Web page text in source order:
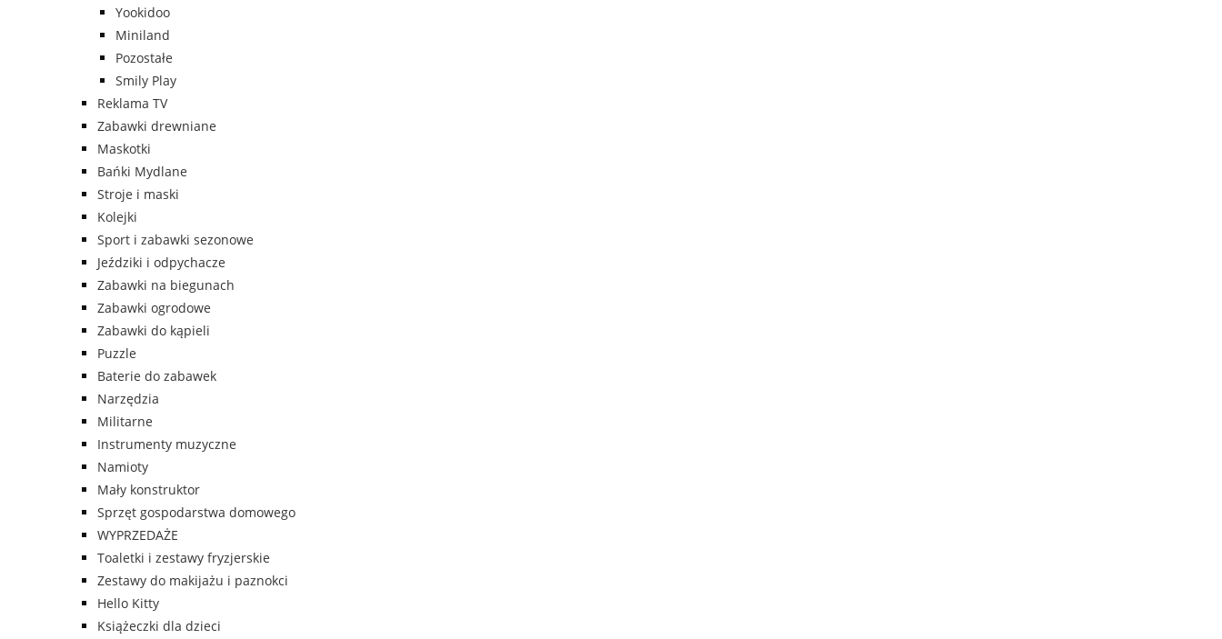
Yookidoo
Miniland
Pozostałe
Smily Play
Reklama TV
Zabawki drewniane
Maskotki
Bańki Mydlane
Stroje i maski
Kolejki
Sport i zabawki sezonowe
Jeździki i odpychacze
Zabawki na biegunach
Zabawki ogrodowe
Zabawki do kąpieli
Puzzle
Baterie do zabawek
Narzędzia
Militarne
Instrumenty muzyczne
Namioty
Mały konstruktor
Sprzęt gospodarstwa domowego
WYPRZEDAŻE
Toaletki i zestawy fryzjerskie
Zestawy do makijażu i paznokci
Hello Kitty
Książeczki dla dzieci